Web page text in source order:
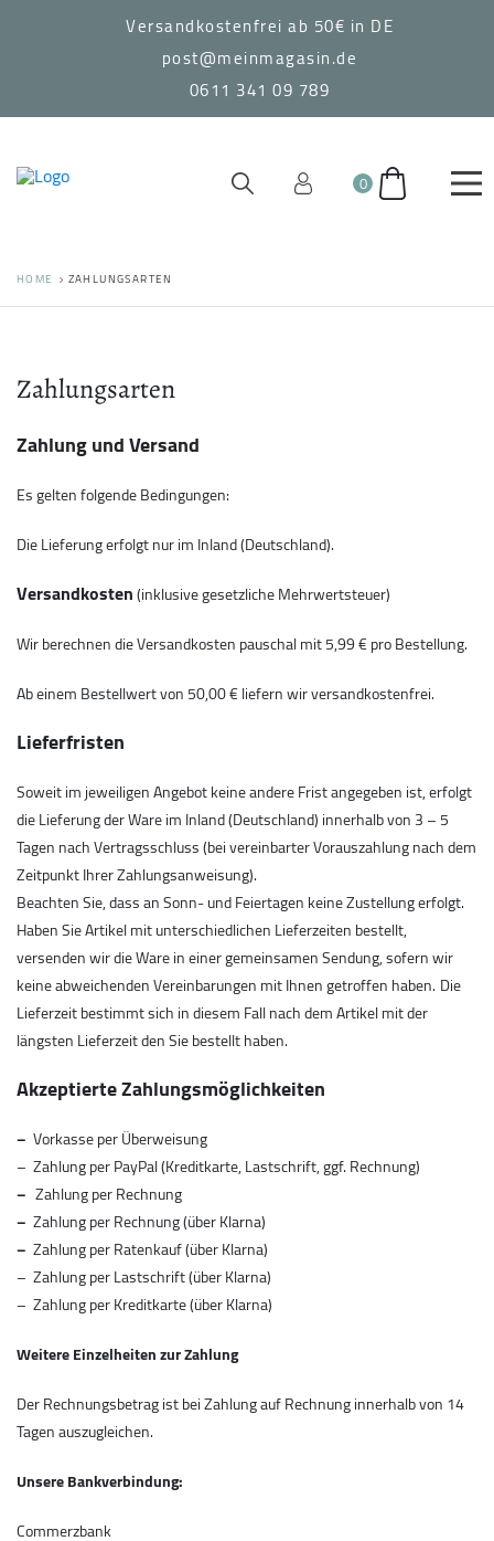
Versandkostenfrei ab 50€ in DE
post@meinmagasin.de
0611 341 09 789
0
HOME ZAHLUNGSARTEN
Zahlungsarten
Zahlung und Versand
Es gelten folgende Bedingungen:
Die Lieferung erfolgt nur im Inland (Deutschland).
Versandkosten(inklusive gesetzliche Mehrwertsteuer)
Wir berechnen die Versandkosten pauschal mit 5,99 € pro Bestellung.
Ab einem Bestellwert von 50,00 € liefern wir versandkostenfrei.
Lieferfristen
Soweit im jeweiligen Angebot keine andere Frist angegeben ist, erfolgt
die Lieferung der Ware im Inland (Deutschland) innerhalb von 3 – 5
Tagen nach Vertragsschluss (bei vereinbarter Vorauszahlung nach dem
Zeitpunkt Ihrer Zahlungsanweisung).
Beachten Sie, dass an Sonn- und Feiertagen keine Zustellung erfolgt.
Haben Sie Artikel mit unterschiedlichen Lieferzeiten bestellt,
versenden wir die Ware in einer gemeinsamen Sendung, sofern wir
keine abweichenden Vereinbarungen mit Ihnen getroffen haben. Die
Lieferzeit bestimmt sich in diesem Fall nach dem Artikel mit der
längsten Lieferzeit den Sie bestellt haben.
Akzeptierte Zahlungsmöglichkeiten
– Vorkasse per Überweisung
– Zahlung per PayPal (Kreditkarte, Lastschrift, ggf. Rechnung)
– Zahlung per Rechnung
– Zahlung per Rechnung (über Klarna)
– Zahlung per Ratenkauf (über Klarna)
– Zahlung per Lastschrift (über Klarna)
– Zahlung per Kreditkarte (über Klarna)
Weitere Einzelheiten zur Zahlung
Der Rechnungsbetrag ist bei Zahlung auf Rechnung innerhalb von 14
Tagen auszugleichen.
Unsere Bankverbindung:
Commerzbank